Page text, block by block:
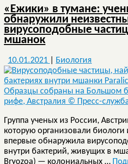
«Ежики» в тумане:
обнаружили
вирусоподобные
мшанок
10.01.2021 Биология
Группа ученых из России,
которую организовали биологи
впервые обнаружила
внутри бактерий, живущих в
Bryozoa) — колониальных …